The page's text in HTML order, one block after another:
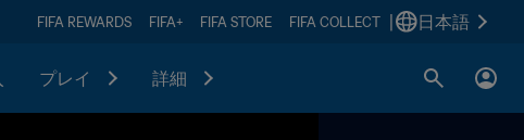
FIFA REWARDS FIFA+ FIFA STORE FIFA COLLECT 日本語
プレイ 詳細